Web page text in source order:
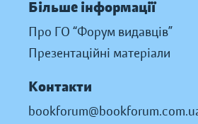
Більше інформації
Про ГО “Форум видавців”
Презентаційні матеріали
Контакти